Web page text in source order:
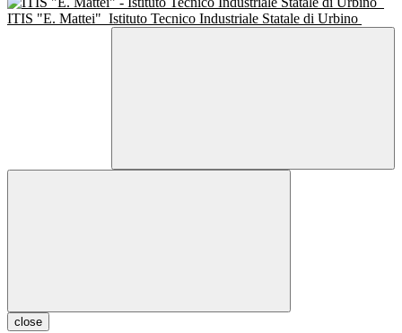
ITIS "E. Mattei" Istituto Tecnico Industriale Statale di Urbino
close